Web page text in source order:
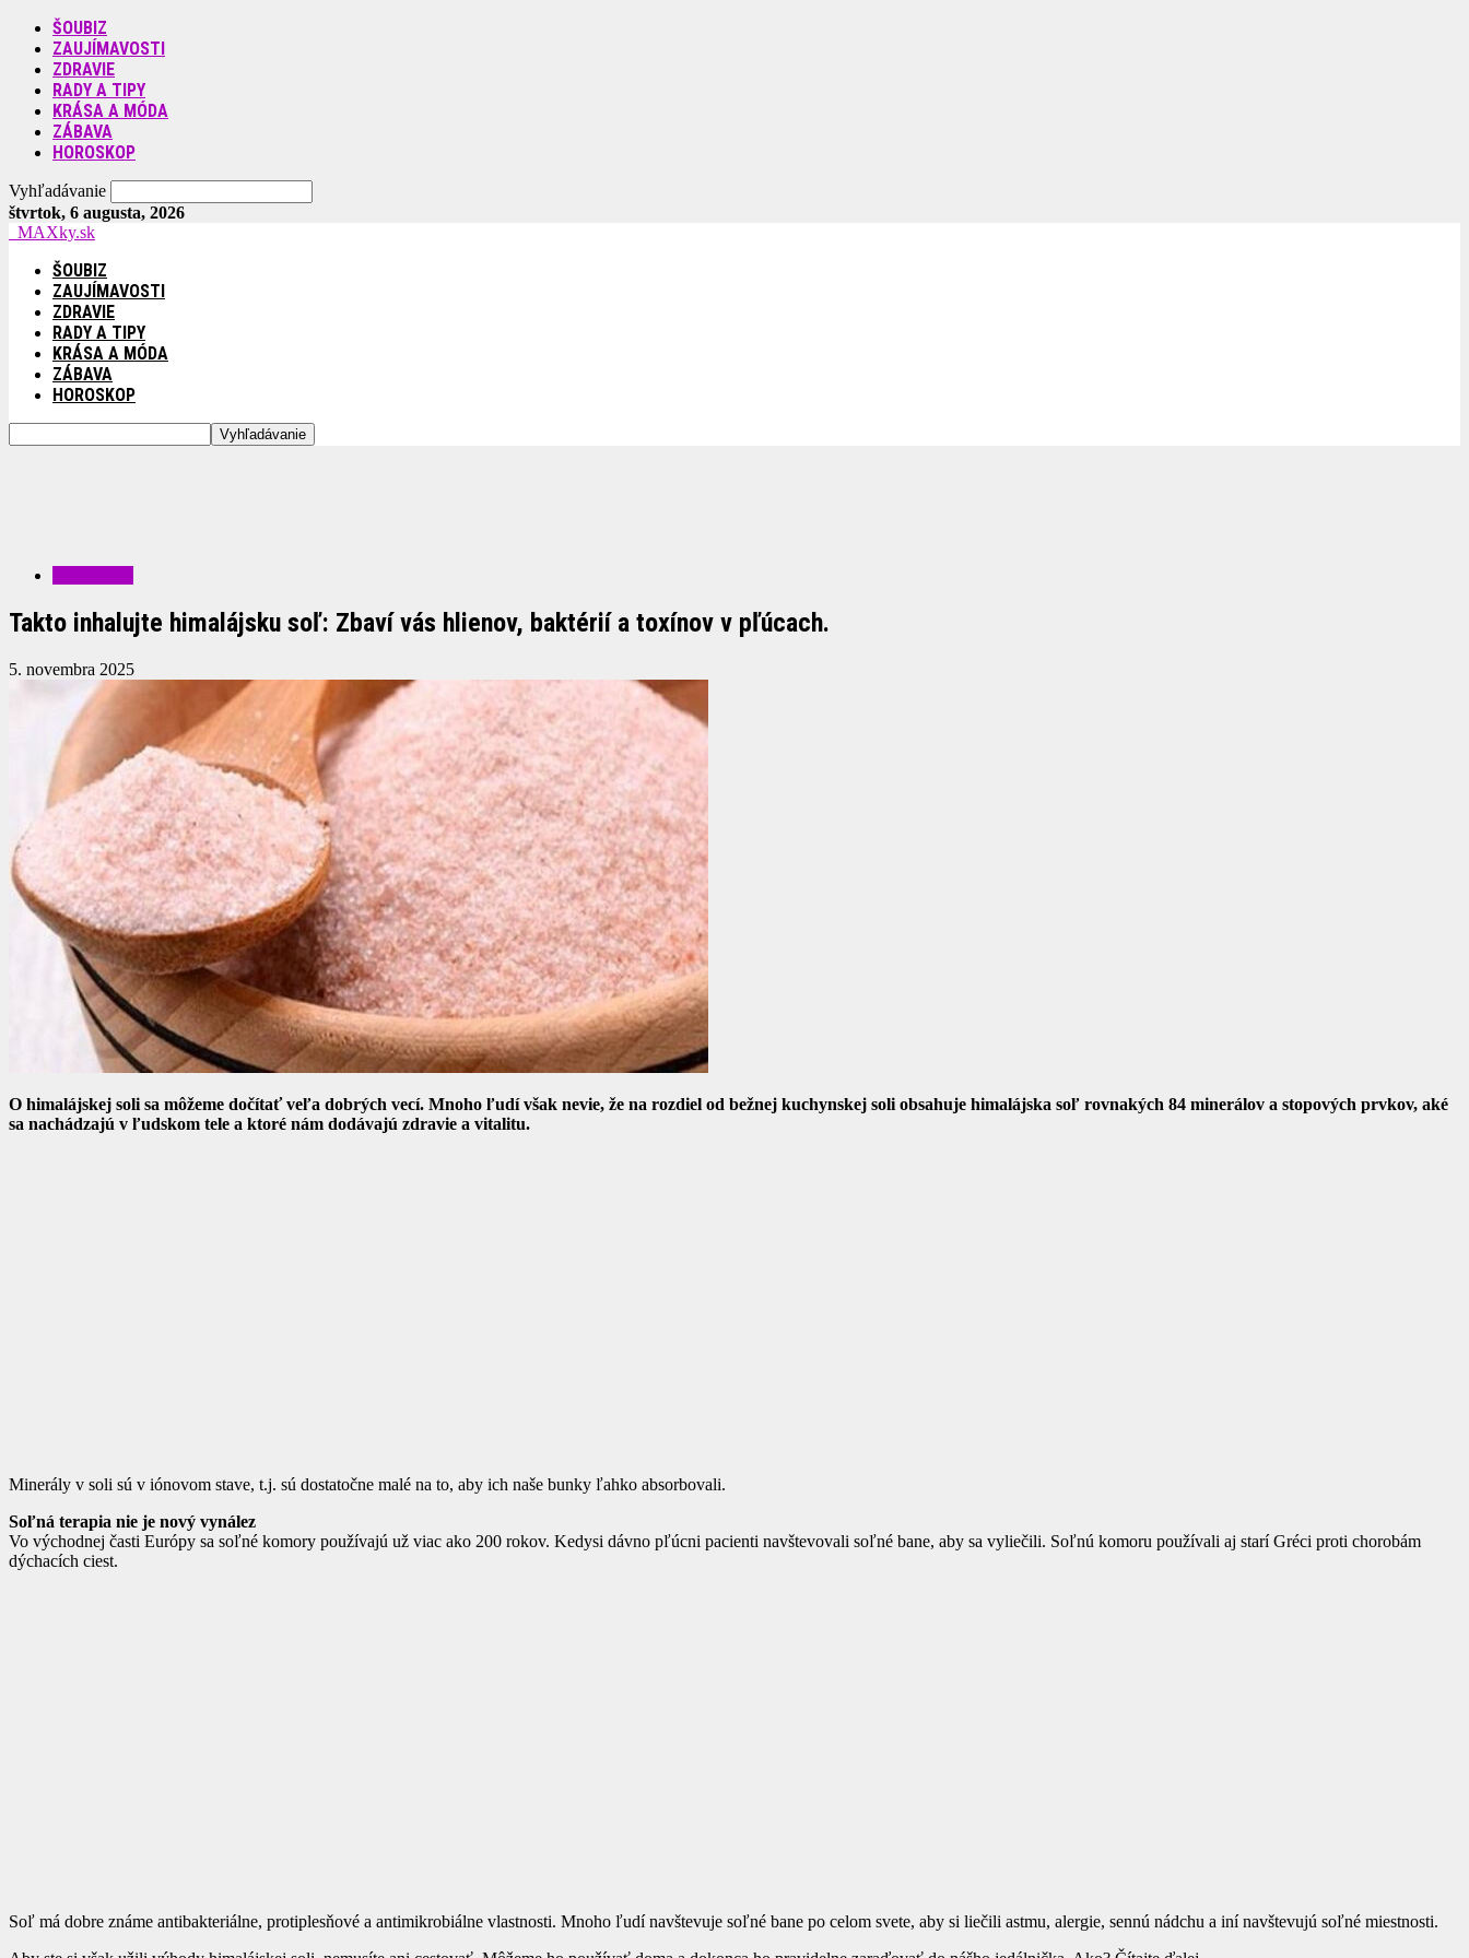
ŠOUBIZ
ZAUJÍMAVOSTI
ZDRAVIE
RADY A TIPY
KRÁSA A MÓDA
ZÁBAVA
HOROSKOP
Vyhľadávanie
štvrtok, 6 augusta, 2026
MAXky.sk
ŠOUBIZ
ZAUJÍMAVOSTI
ZDRAVIE
RADY A TIPY
KRÁSA A MÓDA
ZÁBAVA
HOROSKOP
Takto inhalujte himalájsku soľ: Zbaví vás hlienov, baktérií a toxínov v pľúcach.
5. novembra 2025
O himalájskej soli sa môžeme dočítať veľa dobrých vecí. Mnoho ľudí však nevie, že na rozdiel od bežnej kuchynskej soli obsahuje himalájska soľ rovnakých 84 minerálov a stopových prvkov, aké
sa nachádzajú v ľudskom tele a ktoré nám dodávajú zdravie a vitalitu.
Minerály v soli sú v iónovom stave, t.j. sú dostatočne malé na to, aby ich naše bunky ľahko absorbovali.
Soľná terapia nie je nový vynález
Vo východnej časti Európy sa soľné komory používajú už viac ako 200 rokov. Kedysi dávno pľúcni pacienti navštevovali soľné bane, aby sa vyliečili. Soľnú komoru používali aj starí Gréci proti chorobám
dýchacích ciest.
Soľ má dobre známe antibakteriálne, protiplesňové a antimikrobiálne vlastnosti. Mnoho ľudí navštevuje soľné bane po celom svete, aby si liečili astmu, alergie, sennú nádchu a iní navštevujú soľné miestnosti.